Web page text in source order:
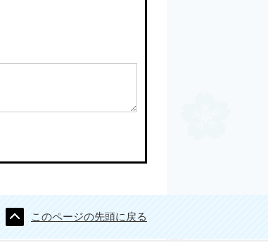
このページの先頭に戻る